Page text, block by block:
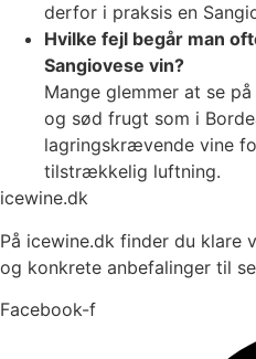
derfor i praksis en
Hvilke fejl begår man
Sangiovese vin?
Mange glemmer at se
og sød frugt som i
lagringskrævende vine
tilstrækkelig luftning.
icewine.dk
På icewine.dk finder du klare
og konkrete anbefalinger til
Facebook-f